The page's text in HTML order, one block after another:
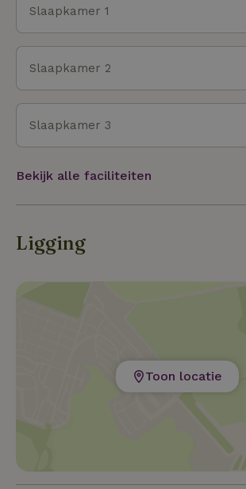
Slaapkamer 1
Slaapkamer 2
Slaapkamer 3
Bekijk alle faciliteiten
Ligging
Toon locatie